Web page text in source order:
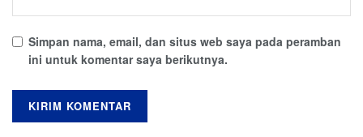
Simpan nama, email, dan situs web saya pada peramban
ini untuk komentar saya berikutnya.